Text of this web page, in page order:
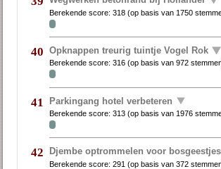
Berekende score:318 (op basis van 1750
40 Opknappen treurig tuintje Vogel Rok
Berekende score:316 (op basis van972
41 Parkingang hotel verbeteren
Berekende score:313 (op basis van 1976
42 Djembe optrommelen voor bosgeestjes
Berekende score:291 (op basis van372